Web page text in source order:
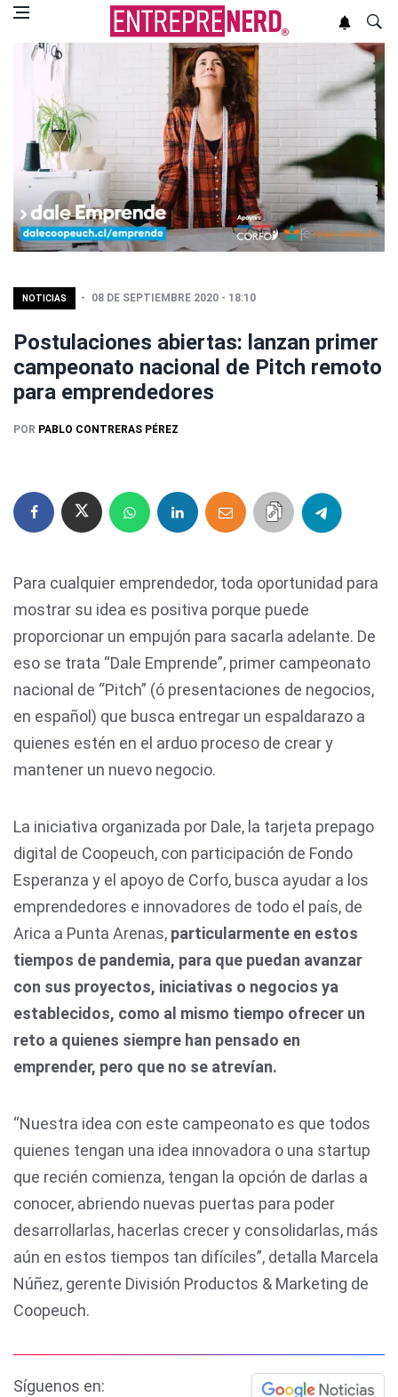
NOTICIAS 08 DE SEPTIEMBRE 2020 - 18:10
Postulaciones abiertas: lanzan primer
campeonato nacional de Pitch remoto
para emprendedores
POR PABLO CONTRERAS PÉREZ
Para cualquier emprendedor, toda oportunidad para
mostrar su idea es positiva porque puede
proporcionar un empujón para sacarla adelante. De
eso se trata “Dale Emprende”, primer campeonato
nacional de “Pitch” (ó presentaciones de negocios,
en español) que busca entregar un espaldarazo a
quienes estén en el arduo proceso de crear y
mantener un nuevo negocio.
La iniciativa organizada por Dale, la tarjeta prepago
digital de Coopeuch, con participación de Fondo
Esperanza y el apoyo de Corfo, busca ayudar a los
emprendedores e innovadores de todo el país, de
Arica a Punta Arenas, particularmente en estos
tiempos de pandemia, para que puedan avanzar
con sus proyectos, iniciativas o negocios ya
establecidos, como al mismo tiempo ofrecer un
reto a quienes siempre han pensado en
emprender, pero que no se atrevían.
“Nuestra idea con este campeonato es que todos
quienes tengan una idea innovadora o una startup
que recién comienza, tengan la opción de darlas a
conocer, abriendo nuevas puertas para poder
desarrollarlas, hacerlas crecer y consolidarlas, más
aún en estos tiempos tan difíciles”, detalla Marcela
Núñez, gerente División Productos & Marketing de
Coopeuch.
Síguenos en: